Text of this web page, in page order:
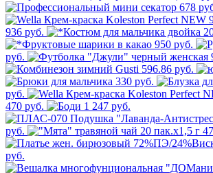
678
936 руб.
950 руб.
руб.
596.86 руб.
330 руб.
руб.
470 руб.
1 247 руб.
руб.
руб.